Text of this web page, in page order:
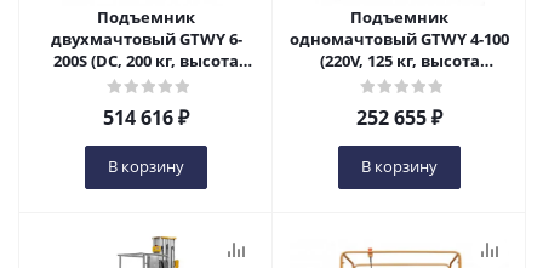
Подъемник
двухмачтовый GTWY 6-
200S (DC, 200 кг, высота
подъема 6 м) SMART в
514 616₽
В корзину
Подъемник
одномачтовый GTWY 4-100
(220V, 125 кг, высота
подъема 4 м) SMART в
252 655₽
В корзину